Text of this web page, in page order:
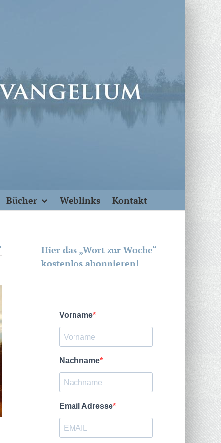
Bücher Weblinks Kontakt
Hier das „Wort zur Woche“
kostenlos abonnieren!